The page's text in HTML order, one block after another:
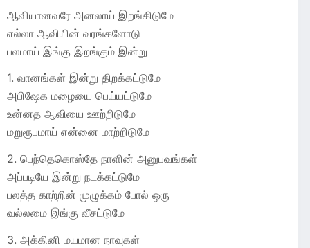
ஆவியானவரே அனலாய் இறங்கிடுமே
எல்லா ஆவியின் வரங்களோடு
பலமாய் இங்கு இறங்கும் இன்று
1. வானங்கள் இன்று திறக்கட்டுமே
அபிஷேக மழையை பெய்யட்டுமே
உன்னத ஆவியை ஊற்றிடுமே
மறுரூபமாய் என்னை மாற்றிடுமே
2. பெந்தெகொஸ்தே நாளின் அனுபவங்கள்
அப்படியே இன்று நடக்கட்டுமே
பலத்த காற்றின் முழுக்கம் போல் ஒரு
வல்லமை இங்கு வீசட்டுமே
3. அக்கினி மயமான நாவுகள்